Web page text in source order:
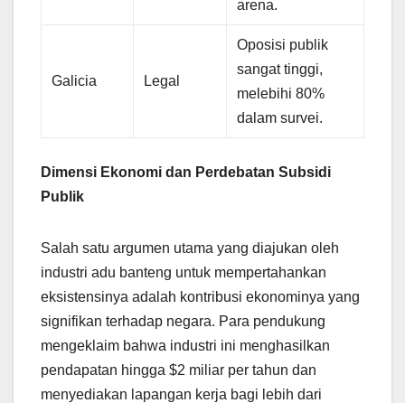
arena.
Galicia Legal
Oposisi publik
sangat tinggi,
melebihi 80%
dalam survei.
Dimensi Ekonomi dan Perdebatan Subsidi
Publik
Salah satu argumen utama yang diajukan oleh
industri adu banteng untuk mempertahankan
eksistensinya adalah kontribusi ekonominya yang
signifikan terhadap negara. Para pendukung
mengeklaim bahwa industri ini menghasilkan
pendapatan hingga $2 miliar per tahun dan
menyediakan lapangan kerja bagi lebih dari